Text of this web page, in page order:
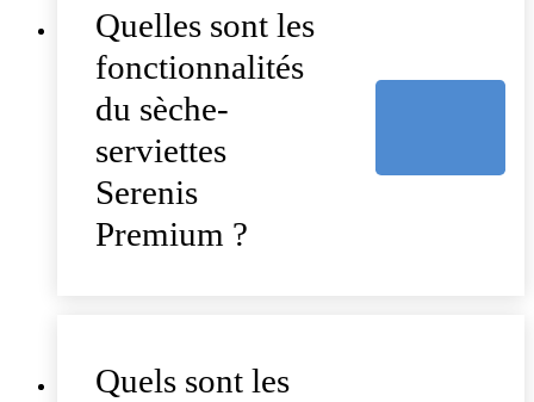
Quelles sont les
fonctionnalités
du sèche-
serviettes
Serenis
Premium ?
Quels sont les